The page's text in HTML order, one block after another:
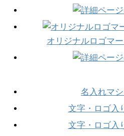
オリジナルロゴマ
名入れマ
文字・ロゴ入
文字・ロゴ入